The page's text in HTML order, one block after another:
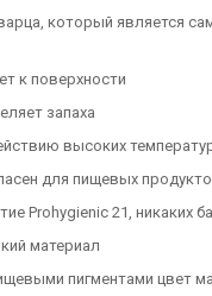
который является
к поверхности
запаха
высоких
для пищевых
Prohygienic 21, никаких
материал
пигментами цвет